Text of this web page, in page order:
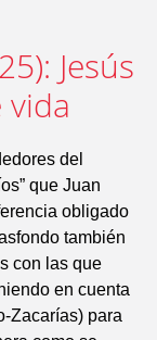
Jesús
del
que Juan
obligado
también
con las que
en cuenta
Zacarías) para